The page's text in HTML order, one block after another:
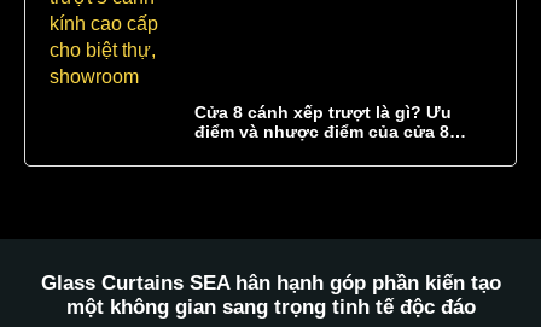
Cửa 8 cánh xếp trượt là gì? Ưu
điểm và nhược điểm của cửa 8
Glass Curtains SEA hân hạnh góp phần kiến tạo
một không gian sang trọng tinh tế độc đáo